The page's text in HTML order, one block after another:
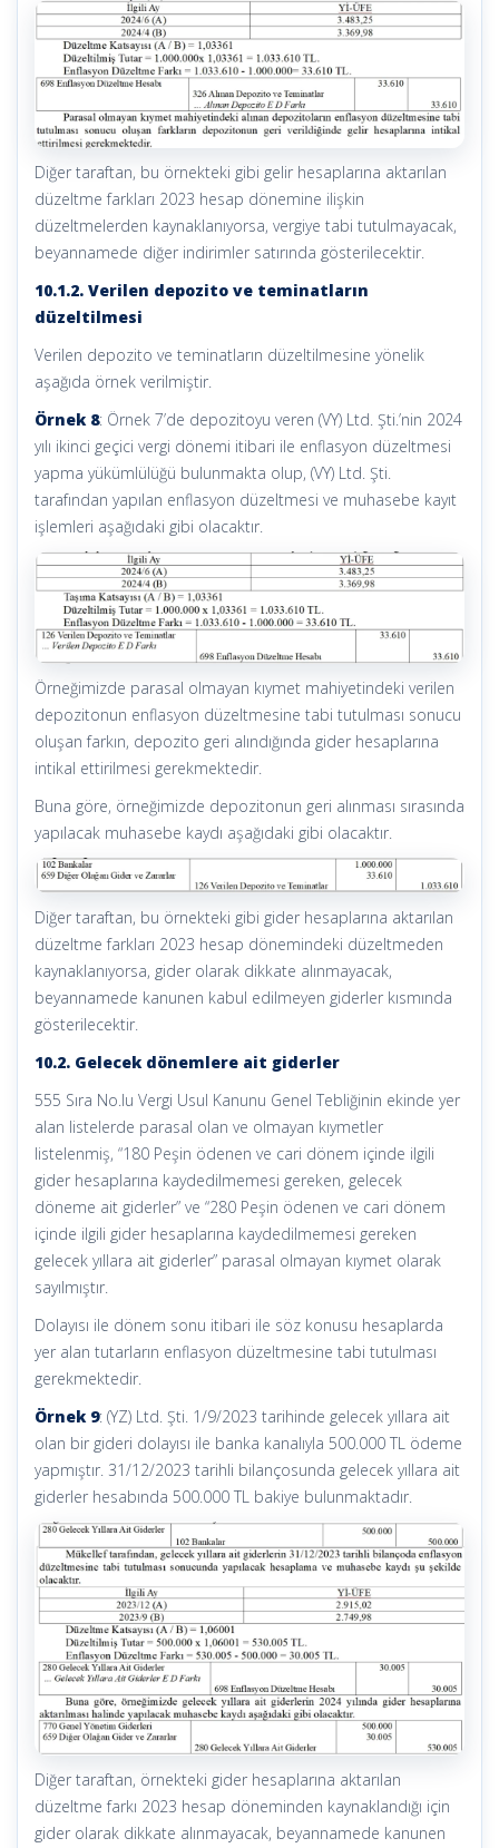
Diğer taraftan, bu örnekteki gibi gelir hesaplarına aktarılan
düzeltme farkları 2023 hesap dönemine ilişkin
düzeltmelerden kaynaklanıyorsa, vergiye tabi tutulmayacak,
beyannamede diğer indirimler satırında gösterilecektir.
10.1.2. Verilen depozito ve teminatların
düzeltilmesi
Verilen depozito ve teminatların düzeltilmesine yönelik
aşağıda örnek verilmiştir.
Örnek 8: Örnek 7’de depozitoyu veren (VY) Ltd. Şti.’nin 2024
yılı ikinci geçici vergi dönemi itibari ile enflasyon düzeltmesi
yapma yükümlülüğü bulunmakta olup, (VY) Ltd. Şti.
tarafından yapılan enflasyon düzeltmesi ve muhasebe kayıt
işlemleri aşağıdaki gibi olacaktır.
Örneğimizde parasal olmayan kıymet mahiyetindeki verilen
depozitonun enflasyon düzeltmesine tabi tutulması sonucu
oluşan farkın, depozito geri alındığında gider hesaplarına
intikal ettirilmesi gerekmektedir.
Buna göre, örneğimizde depozitonun geri alınması sırasında
yapılacak muhasebe kaydı aşağıdaki gibi olacaktır.
Diğer taraftan, bu örnekteki gibi gider hesaplarına aktarılan
düzeltme farkları 2023 hesap dönemindeki düzeltmeden
kaynaklanıyorsa, gider olarak dikkate alınmayacak,
beyannamede kanunen kabul edilmeyen giderler kısmında
gösterilecektir.
10.2. Gelecek dönemlere ait giderler
555 Sıra No.lu Vergi Usul Kanunu Genel Tebliğinin ekinde yer
alan listelerde parasal olan ve olmayan kıymetler
listelenmiş, “180 Peşin ödenen ve cari dönem içinde ilgili
gider hesaplarına kaydedilmemesi gereken, gelecek
döneme ait giderler” ve “280 Peşin ödenen ve cari dönem
içinde ilgili gider hesaplarına kaydedilmemesi gereken
gelecek yıllara ait giderler” parasal olmayan kıymet olarak
sayılmıştır.
Dolayısı ile dönem sonu itibari ile söz konusu hesaplarda
yer alan tutarların enflasyon düzeltmesine tabi tutulması
gerekmektedir.
Örnek 9: (YZ) Ltd. Şti. 1/9/2023 tarihinde gelecek yıllara ait
olan bir gideri dolayısı ile banka kanalıyla 500.000 TL ödeme
yapmıştır. 31/12/2023 tarihli bilançosunda gelecek yıllara ait
giderler hesabında 500.000 TL bakiye bulunmaktadır.
Diğer taraftan, örnekteki gider hesaplarına aktarılan
düzeltme farkı 2023 hesap döneminden kaynaklandığı için
gider olarak dikkate alınmayacak, beyannamede kanunen